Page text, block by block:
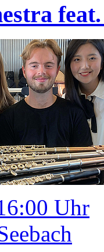
Uhr